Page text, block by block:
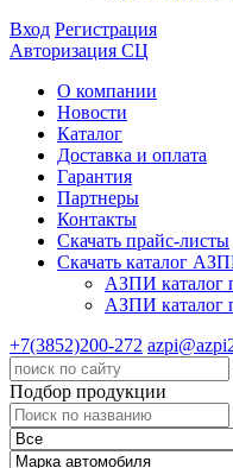
Вход Регистрация
Авторизация СЦ
О компании
Новости
Каталог
Доставка и оплата
Гарантия
Партнеры
Контакты
Скачать прайс-листы
Скачать каталог
АЗПИ каталог
АЗПИ каталог
+7(3852)200-272
Подбор продукции